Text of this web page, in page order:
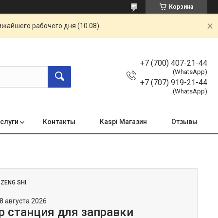
Корзина
рабочего дня (10.08)
+7 (700) 407-21-44
(WhatsApp)
+7 (707) 919-21-44
(WhatsApp)
Контакты Kaspi Магазин Отзывы
ZENG SHI
августа 2026
станция для заправки